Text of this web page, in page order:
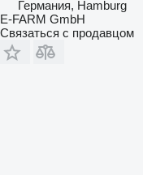
Германия, Hamburg
E-FARM GmbH
Связаться с продавцом